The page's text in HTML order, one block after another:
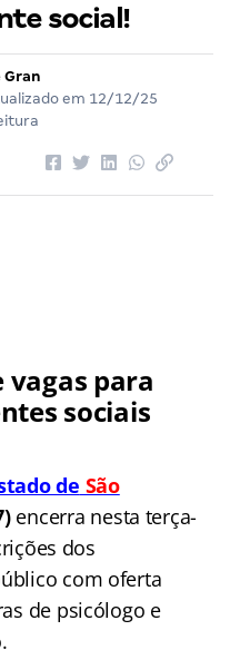
social!
Gran
em 12/12/25
vagas para
sociais
de São
encerra nesta terça-
dos
com oferta
de psicólogo e